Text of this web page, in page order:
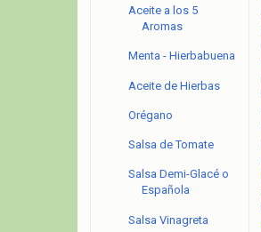
Aceite a los 5
Aromas
Menta - Hierbabuena
Aceite de Hierbas
Orégano
Salsa de Tomate
Salsa Demi-Glacé o
Española
Salsa Vinagreta